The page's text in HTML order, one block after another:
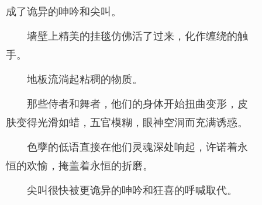
成了诡异的呻吟和尖叫。
墙壁上精美的挂毯仿佛活了过来，化作缠绕的触
手。
地板流淌起粘稠的物质。
那些侍者和舞者，他们的身体开始扭曲变形，皮
肤变得光滑如蜡，五官模糊，眼神空洞而充满诱惑。
色孽的低语直接在他们灵魂深处响起，许诺着永
恒的欢愉，掩盖着永恒的折磨。
尖叫很快被更诡异的呻吟和狂喜的呼喊取代。